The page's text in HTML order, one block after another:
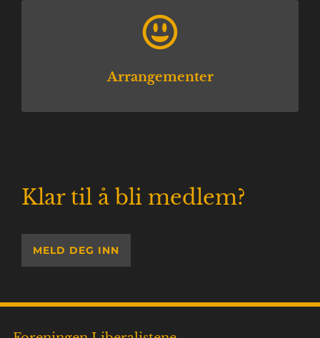
Arrangementer
Klar til å bli medlem?
MELD DEG INN